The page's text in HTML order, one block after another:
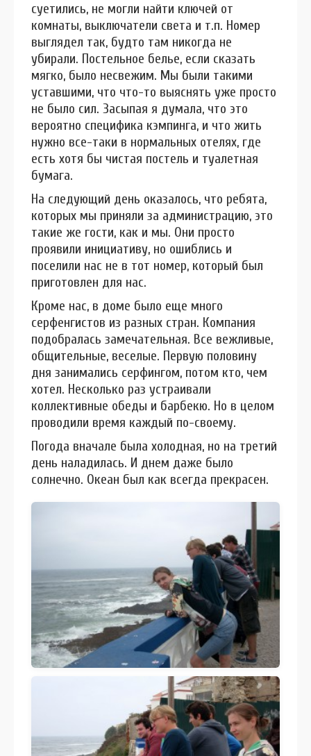
суетились, не могли найти ключей от
комнаты, выключатели света и т.п. Номер
выглядел так, будто там никогда не
убирали. Постельное белье, если сказать
мягко, было несвежим. Мы были такими
уставшими, что что-то выяснять уже просто
не было сил. Засыпая я думала, что это
вероятно специфика кэмпинга, и что жить
нужно все-таки в нормальных отелях, где
есть хотя бы чистая постель и туалетная
бумага.
На следующий день оказалось, что ребята,
которых мы приняли за администрацию, это
такие же гости, как и мы. Они просто
проявили инициативу, но ошиблись и
поселили нас не в тот номер, который был
приготовлен для нас.
Кроме нас, в доме было еще много
серфенгистов из разных стран. Компания
подобралась замечательная. Все вежливые,
общительные, веселые. Первую половину
дня занимались серфингом, потом кто, чем
хотел. Несколько раз устраивали
коллективные обеды и барбекю. Но в целом
проводили время каждый по-своему.
Погода вначале была холодная, но на третий
день наладилась. И днем даже было
солнечно. Океан был как всегда прекрасен.